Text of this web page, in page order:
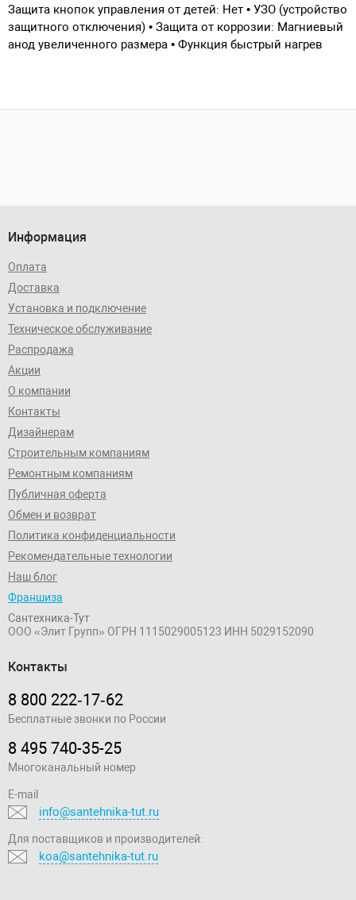
Защита кнопок управления от детей: Нет • УЗО (устройство
защитного отключения) • Защита от коррозии: Магниевый
анод увеличенного размера • Функция быстрый нагрев
Информация
Оплата
Доставка
Установка и подключение
Техническое обслуживание
Распродажа
Акции
О компании
Контакты
Дизайнерам
Строительным компаниям
Ремонтным компаниям
Публичная оферта
Обмен и возврат
Политика конфиденциальности
Рекомендательные технологии
Наш блог
Франшиза
Сантехника-Тут
ООО «Элит Групп» ОГРН 1115029005123 ИНН 5029152090
Контакты
8 800 222‑17‑62
Бесплатные звонки по России
8 495 740-35-25
Многоканальный номер
E-mail
info@santehnika-tut.ru
Для поставщиков и производителей:
koa@santehnika-tut.ru